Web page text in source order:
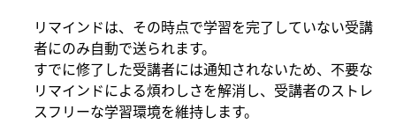
リマインドは、その時点で学習を完了していない受講
者にのみ自動で送られます。
すでに修了した受講者には通知されないため、不要な
リマインドによる煩わしさを解消し、受講者のストレ
スフリーな学習環境を維持します。